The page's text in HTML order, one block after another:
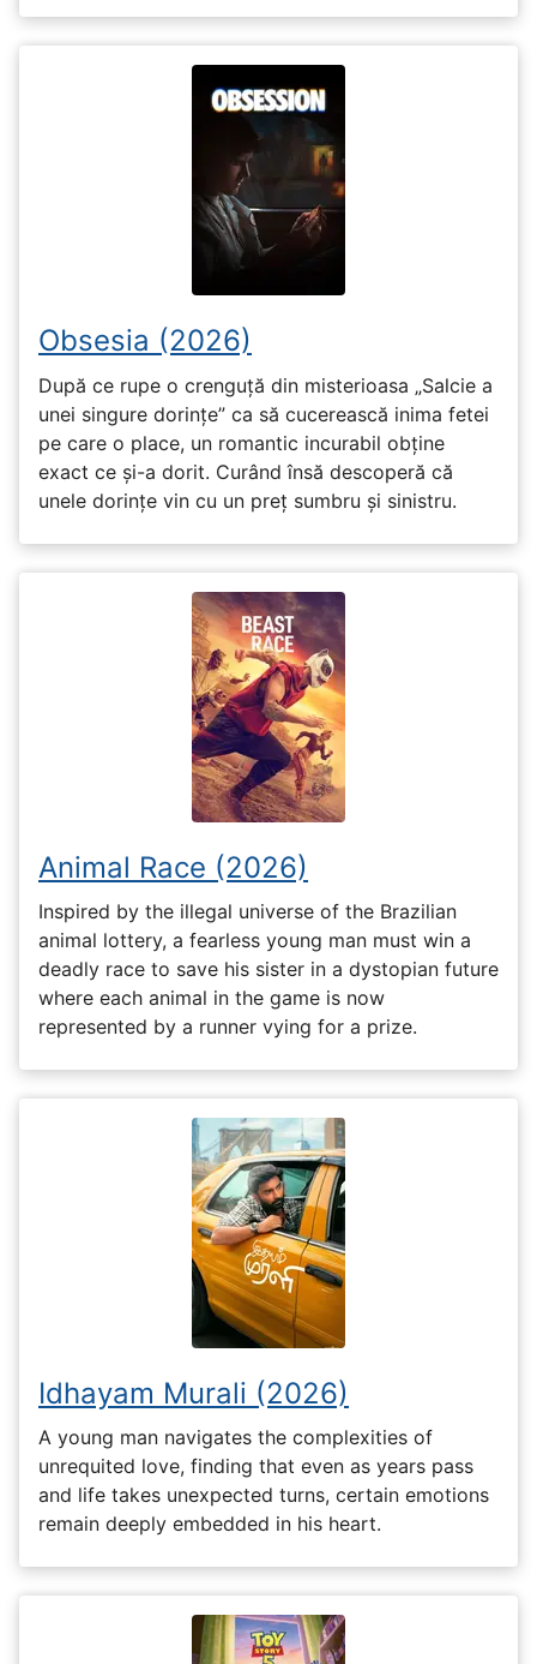
Obsesia (2026)
După ce rupe o crenguță din misterioasa „Salcie a
unei singure dorințe” ca să cucerească inima fetei
pe care o place, un romantic incurabil obține
exact ce și-a dorit. Curând însă descoperă că
unele dorințe vin cu un preț sumbru și sinistru.
Animal Race (2026)
Inspired by the illegal universe of the Brazilian
animal lottery, a fearless young man must win a
deadly race to save his sister in a dystopian future
where each animal in the game is now
represented by a runner vying for a prize.
Idhayam Murali (2026)
A young man navigates the complexities of
unrequited love, finding that even as years pass
and life takes unexpected turns, certain emotions
remain deeply embedded in his heart.